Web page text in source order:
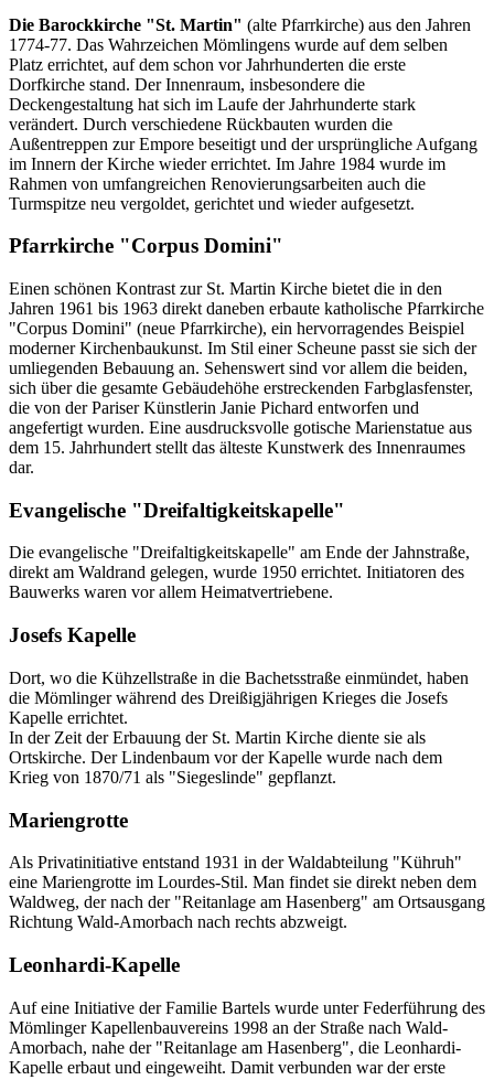
Die Barockkirche "St. Martin" (alte Pfarrkirche) aus den Jahren
1774-77. Das Wahrzeichen Mömlingens wurde auf dem selben
Platz errichtet, auf dem schon vor Jahrhunderten die erste
Dorfkirche stand. Der Innenraum, insbesondere die
Deckengestaltung hat sich im Laufe der Jahrhunderte stark
verändert. Durch verschiedene Rückbauten wurden die
Außentreppen zur Empore beseitigt und der ursprüngliche Aufgang
im Innern der Kirche wieder errichtet. Im Jahre 1984 wurde im
Rahmen von umfangreichen Renovierungsarbeiten auch die
Turmspitze neu vergoldet, gerichtet und wieder aufgesetzt.
Pfarrkirche "Corpus Domini"
Einen schönen Kontrast zur St. Martin Kirche bietet die in den
Jahren 1961 bis 1963 direkt daneben erbaute katholische Pfarrkirche
"Corpus Domini" (neue Pfarrkirche), ein hervorragendes Beispiel
moderner Kirchenbaukunst. Im Stil einer Scheune passt sie sich der
umliegenden Bebauung an. Sehenswert sind vor allem die beiden,
sich über die gesamte Gebäudehöhe erstreckenden Farbglasfenster,
die von der Pariser Künstlerin Janie Pichard entworfen und
angefertigt wurden. Eine ausdrucksvolle gotische Marienstatue aus
dem 15. Jahrhundert stellt das älteste Kunstwerk des Innenraumes
dar.
Evangelische "Dreifaltigkeitskapelle"
Die evangelische "Dreifaltigkeitskapelle" am Ende der Jahnstraße,
direkt am Waldrand gelegen, wurde 1950 errichtet. Initiatoren des
Bauwerks waren vor allem Heimatvertriebene.
Josefs Kapelle
Dort, wo die Kühzellstraße in die Bachetsstraße einmündet, haben
die Mömlinger während des Dreißigjährigen Krieges die Josefs
Kapelle errichtet.
In der Zeit der Erbauung der St. Martin Kirche diente sie als
Ortskirche. Der Lindenbaum vor der Kapelle wurde nach dem
Krieg von 1870/71 als "Siegeslinde" gepflanzt.
Mariengrotte
Als Privatinitiative entstand 1931 in der Waldabteilung "Kühruh"
eine Mariengrotte im Lourdes-Stil. Man findet sie direkt neben dem
Waldweg, der nach der "Reitanlage am Hasenberg" am Ortsausgang
Richtung Wald-Amorbach nach rechts abzweigt.
Leonhardi-Kapelle
Auf eine Initiative der Familie Bartels wurde unter Federführung des
Mömlinger Kapellenbauvereins 1998 an der Straße nach Wald-
Amorbach, nahe der "Reitanlage am Hasenberg", die Leonhardi-
Kapelle erbaut und eingeweiht. Damit verbunden war der erste